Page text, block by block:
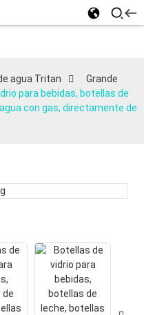
agua Tritan
Grande
para bebidas, botellas de
con gas, directamente de